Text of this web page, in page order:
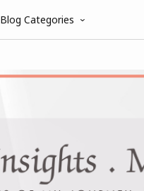
Blog Categories